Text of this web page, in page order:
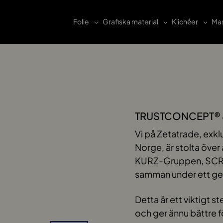
Folie Grafiska material Klichéer
Vi på Zetatrade,
Norge, är stolta
KURZ-Gruppen,
samman under ett
Detta är ett viktigt
och ger ännu bättre